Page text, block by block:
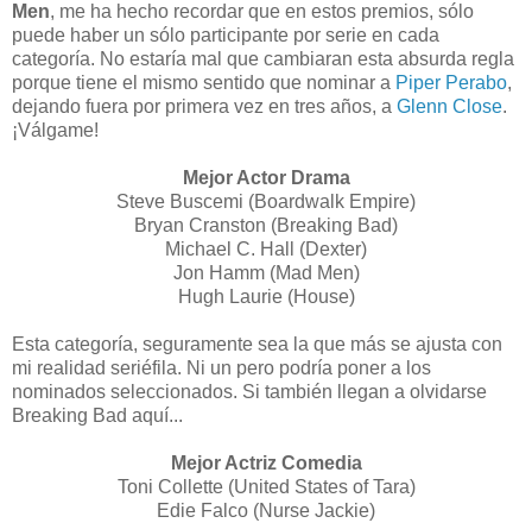
Men, me ha hecho recordar que en estos premios, sólo
puede haber un sólo participante por serie en cada
categoría. No estaría mal que cambiaran esta absurda regla
porque tiene el mismo sentido que nominar a Piper Perabo,
dejando fuera por primera vez en tres años, a Glenn Close.
¡Válgame!
Mejor Actor Drama
Steve Buscemi (Boardwalk Empire)
Bryan Cranston (Breaking Bad)
Michael C. Hall (Dexter)
Jon Hamm (Mad Men)
Hugh Laurie (House)
Esta categoría, seguramente sea la que más se ajusta con
mi realidad seriéfila. Ni un pero podría poner a los
nominados seleccionados. Si también llegan a olvidarse
Breaking Bad aquí...
Mejor Actriz Comedia
Toni Collette (United States of Tara)
Edie Falco (Nurse Jackie)